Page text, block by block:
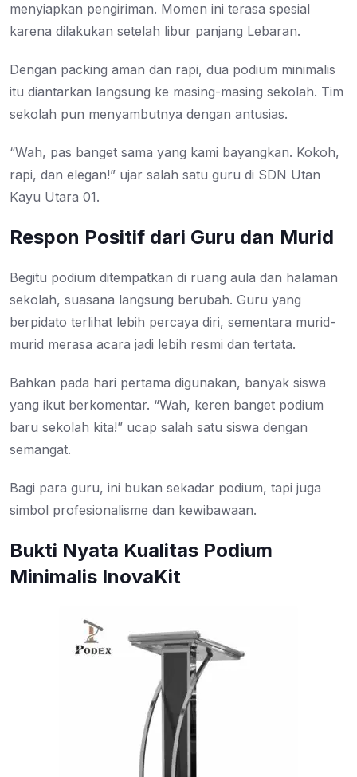
menyiapkan pengiriman. Momen ini terasa spesial
karena dilakukan setelah libur panjang Lebaran.
Dengan packing aman dan rapi, dua podium minimalis
itu diantarkan langsung ke masing-masing sekolah. Tim
sekolah pun menyambutnya dengan antusias.
“Wah, pas banget sama yang kami bayangkan. Kokoh,
rapi, dan elegan!” ujar salah satu guru di SDN Utan
Kayu Utara 01.
Respon Positif dari Guru dan Murid
Begitu podium ditempatkan di ruang aula dan halaman
sekolah, suasana langsung berubah. Guru yang
berpidato terlihat lebih percaya diri, sementara murid-
murid merasa acara jadi lebih resmi dan tertata.
Bahkan pada hari pertama digunakan, banyak siswa
yang ikut berkomentar. “Wah, keren banget podium
baru sekolah kita!” ucap salah satu siswa dengan
semangat.
Bagi para guru, ini bukan sekadar podium, tapi juga
simbol profesionalisme dan kewibawaan.
Bukti Nyata Kualitas Podium
Minimalis InovaKit